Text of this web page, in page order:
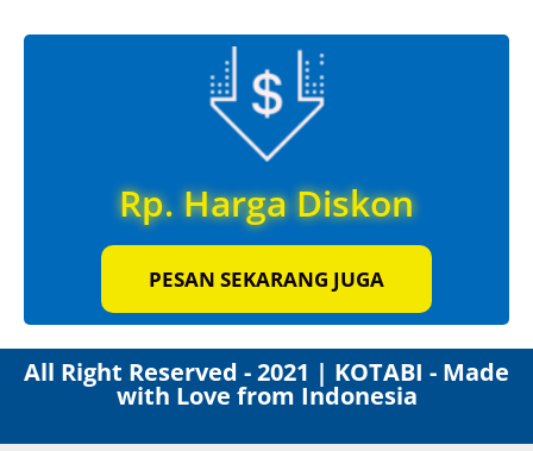
Rp. Harga Diskon
PESAN SEKARANG JUGA
All Right Reserved - 2021 | KOTABI - Made
with Love from Indonesia